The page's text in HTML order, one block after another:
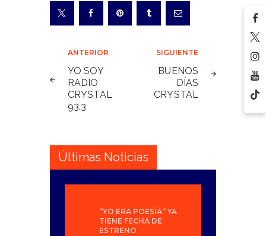
Navegación
de
entradas
ANTERIOR
YO SOY
RADIO
CRYSTAL
93.3
SIGUIENTE
BUENOS
DÍAS
CRYSTAL
Últimas Noticias
“YO ERA POESÍA” YA
TIENE FECHA DE
ESTRENO